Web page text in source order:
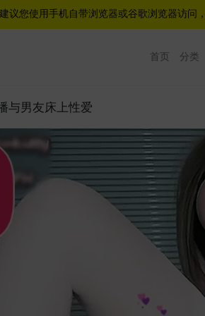
议您使用手机自带浏览器或谷歌浏览器访问，
首页 分类
与男友床上性爱